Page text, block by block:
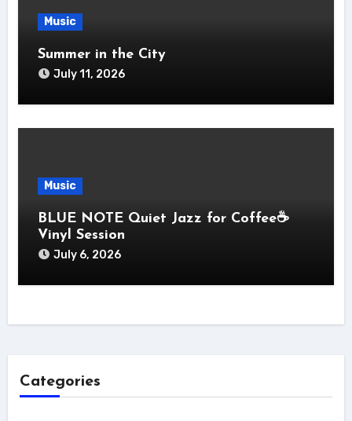
Music
Summer in the City
July 11, 2026
Music
BLUE NOTE Quiet Jazz for Coffee☕
Vinyl Session
July 6, 2026
Categories